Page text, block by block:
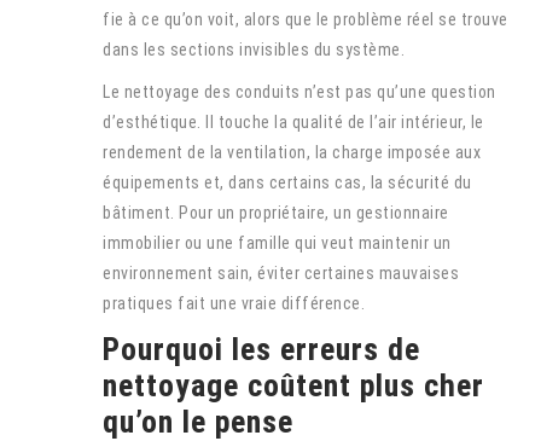
fie à ce qu’on voit, alors que le problème réel se trouve
dans les sections invisibles du système.
Le nettoyage des conduits n’est pas qu’une question
d’esthétique. Il touche la qualité de l’air intérieur, le
rendement de la ventilation, la charge imposée aux
équipements et, dans certains cas, la sécurité du
bâtiment. Pour un propriétaire, un gestionnaire
immobilier ou une famille qui veut maintenir un
environnement sain, éviter certaines mauvaises
pratiques fait une vraie différence.
Pourquoi les erreurs de
nettoyage coûtent plus cher
qu’on le pense